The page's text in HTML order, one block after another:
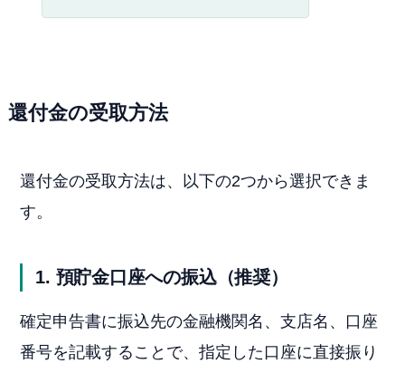
還付金の受取方法
還付金の受取方法は、以下の2つから選択できま
す。
1. 預貯金口座への振込（推奨）
確定申告書に振込先の金融機関名、支店名、口座
番号を記載することで、指定した口座に直接振り